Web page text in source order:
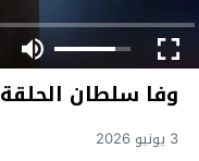
وفا سلطان الحلقة 23
3 يونيو 2026